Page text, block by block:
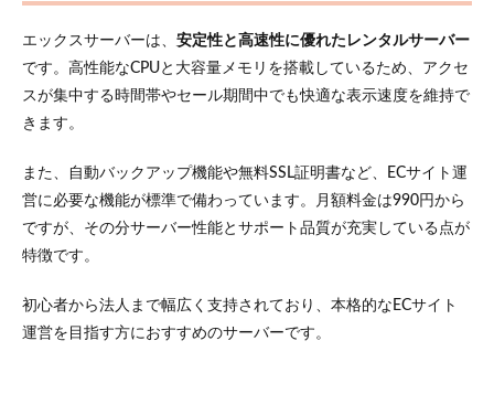
行う
6.8
動作
テス
トを
行い
する
7
EC
ト向
ンタ
ルサ
ーバ
エックスサーバーは、 安定性と高速性に優れたレンタルサーバー
です。高性能なCPUと大容量メモリを搭載しているため、アクセ
スが集中する時間帯やセール期間中でも快適な表示速度を維持で
きます。
また、自動バックアップ機能や無料SSL証明書など、ECサイト運
営に必要な機能が標準で備わっています。月額料金は990円から
ですが、その分サーバー性能とサポート品質が充実している点が
特徴です。
初心者から法人まで幅広く支持されており、本格的なECサイト
運営を目指す方におすすめのサーバーです。